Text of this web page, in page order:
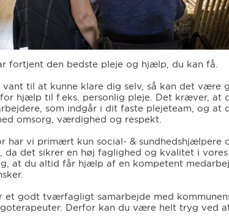
fortjent den bedste pleje og hjælp, du kan få.
vant til at kunne klare dig selv, så kan det være
hjælp til f.eks. personlig pleje. Det kræver, at
som indgår i dit faste plejeteam, og at
omsorg, værdighed og respekt.
har vi primært kun social- & sundhedshjælpere
da det sikrer en høj faglighed og kvalitet i
at du altid får hjælp af en kompetent
et godt tværfagligt samarbejde med
Derfor kan du være helt tryg ved